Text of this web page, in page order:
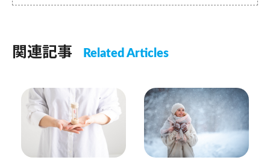
関連記事 Related Articles